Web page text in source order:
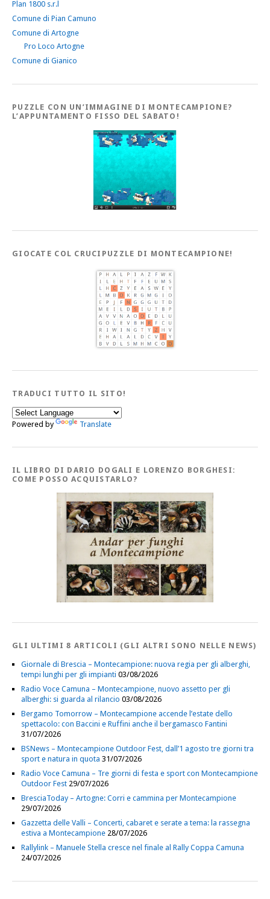
Plan 1800 s.r.l
Comune di Pian Camuno
Comune di Artogne
Pro Loco Artogne
Comune di Gianico
PUZZLE CON UN’IMMAGINE DI MONTECAMPIONE?
L’APPUNTAMENTO FISSO DEL SABATO!
GIOCATE COL CRUCIPUZZLE DI MONTECAMPIONE!
TRADUCI TUTTO IL SITO!
Powered by Translate
IL LIBRO DI DARIO DOGALI E LORENZO BORGHESI:
COME POSSO ACQUISTARLO?
GLI ULTIMI 8 ARTICOLI (GLI ALTRI SONO NELLE NEWS)
Giornale di Brescia – Montecampione: nuova regia per gli alberghi,
tempi lunghi per gli impianti 03/08/2026
Radio Voce Camuna – Montecampione, nuovo assetto per gli
alberghi: si guarda al rilancio 03/08/2026
Bergamo Tomorrow – Montecampione accende l’estate dello
spettacolo: con Baccini e Ruffini anche il bergamasco Fantini
31/07/2026
BSNews – Montecampione Outdoor Fest, dall’1 agosto tre giorni tra
sport e natura in quota 31/07/2026
Radio Voce Camuna – Tre giorni di festa e sport con Montecampione
Outdoor Fest 29/07/2026
BresciaToday – Artogne: Corri e cammina per Montecampione
29/07/2026
Gazzetta delle Valli – Concerti, cabaret e serate a tema: la rassegna
estiva a Montecampione 28/07/2026
Rallylink – Manuele Stella cresce nel finale al Rally Coppa Camuna
24/07/2026